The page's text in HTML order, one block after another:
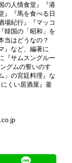
の人情食堂』『港
『馬を食べる日
紀行』『マッコ
韓国の「昭和」を
当はどうなの？
』など、編著に
『サムスングルー
グムの誓いのす
」の宮廷料理』な
くい居酒屋』釜